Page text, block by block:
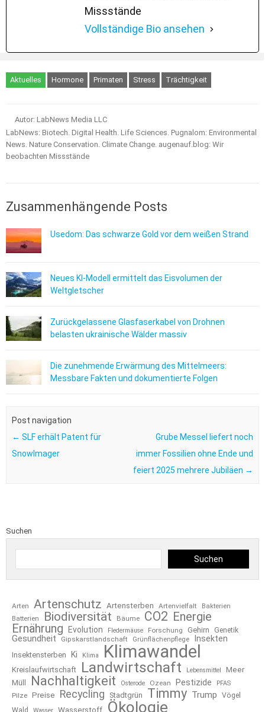
Missstände
Vollständige Bio ansehen
Aktuelles Hormone Primaten Stress Trächtigkeit
Autor: LabNews Media LLC
LabNews: Biotech. Digital Health. Life Sciences. Pugnalom: Environmental
News. Nature Conservation. Climate Change. augenauf.blog: Wir
beobachten Missstände
Zusammenhängende Posts
Usedom: Das schwarze Gold vor dem weißen Strand
Neues KI-Modell ermittelt das Eisvolumen der
Weltgletscher
Zurückgelassene Glasfaserkabel von Drohnen
belasten ukrainische Wälder massiv
Die zunehmende Erwärmung des Mittelmeers:
Messbare Fakten und dokumentierte Folgen
Post navigation
← SLF erhält Patent für
SnowImager
Grube Messel liefert noch
immer Fossilien ohne Ende und
feiert 2025 mehrere Jubiläen →
Suchen
Suchen
Arten Artenschutz Artensterben Artenvielfalt
Bakterien
Batterien
Biodiversität Bäume CO2 Energie
Ernährung
Evolution Fledermäuse Forschung Gehirn Genetik
Gesundheit Gipskarstlandschaft Grünflächenpflege Insekten
Insektensterben Ki Klima Klimawandel
Kreislaufwirtschaft Landwirtschaft Lebensmittel
Meer
Müll
Nachhaltigkeit Osterode Ozean Pestizide PFAS
Pilze Preise Recycling Stadtgrün Timmy Trump
Vögel
Wasserstoff Ökologie